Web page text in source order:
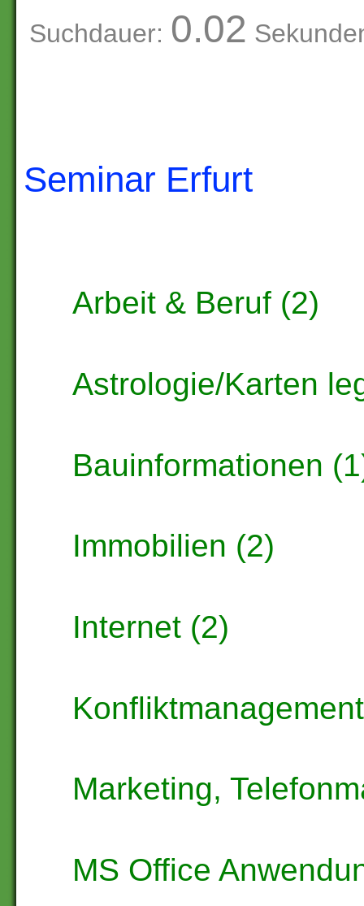
Suchdauer: 0.02
Seminar Erfurt
Arbeit & Beruf (2)
Astrologie/Karten
Bauinformationen
Immobilien (2)
Internet (2)
Marketing,
MS Office